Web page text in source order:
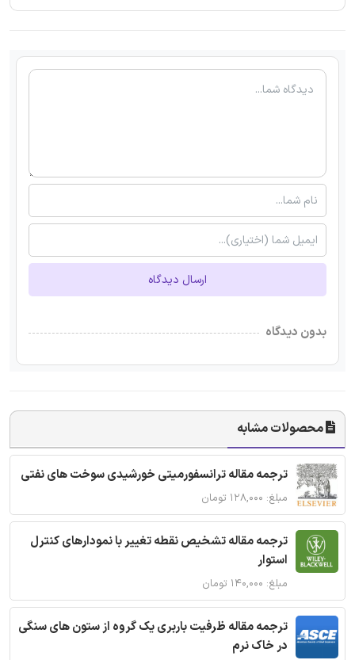
ارسال دیدگاه
بدون دیدگاه
محصولات مشابه
ترجمه مقاله ترانسفورمیتی خورشیدی سوخت های نفتی
مبلغ: ۱۲۸,۰۰۰ تومان
ترجمه مقاله تشخیص نقطه تغییر با نمودارهای کنترل
استوار
مبلغ: ۱۴۰,۰۰۰ تومان
ترجمه مقاله ظرفیت باربری یک گروه از ستون های سنگی
در خاک نرم